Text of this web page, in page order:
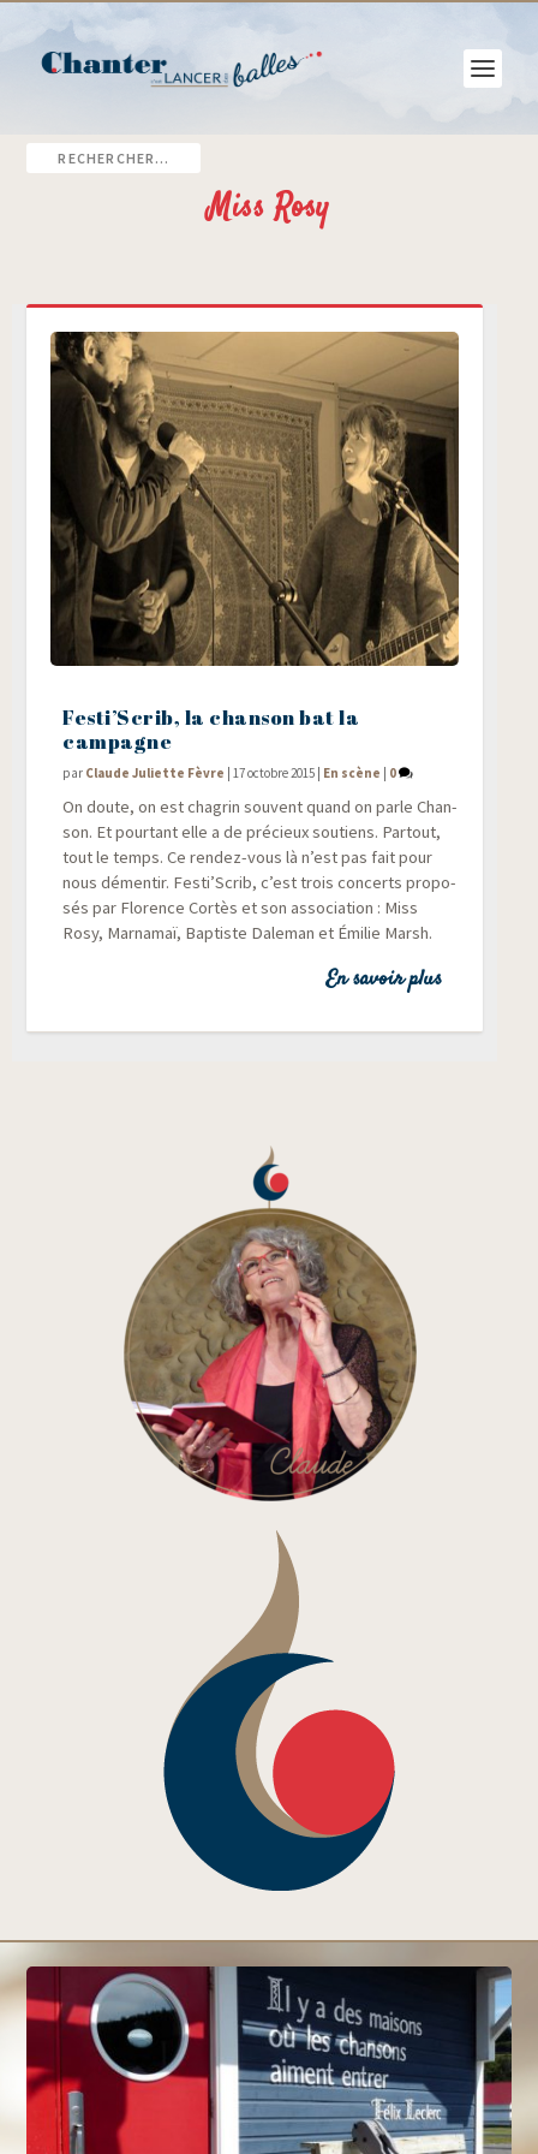
Miss Rosy
Festi’Scrib, la chanson bat la
campagne
par Claude Juliette Fèvre | 17 octobre 2015 | En scène | 0
On doute, on est cha­grin sou­vent quand on parle Chan­
son. Et pour­tant elle a de pré­cieux sou­tiens. Par­tout,
tout le temps. Ce ren­dez-vous là n’est pas fait pour
nous démen­tir. Festi’Scrib, c’est trois concerts pro­po­
sés par Flo­rence Cor­tès et son asso­cia­tion : Miss
Rosy, Mar­na­maï, Bap­tiste Dale­man et Émi­lie Marsh.
En savoir plus